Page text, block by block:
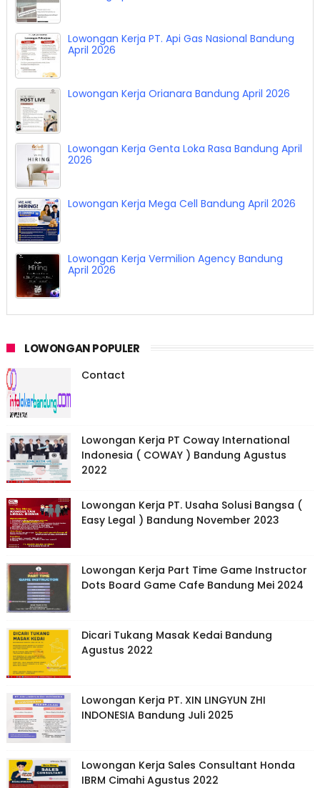
Lowongan Kerja Sudut Pandang Lembang
Bandung April 2026
Lowongan Kerja PT. Api Gas Nasional Bandung
Lowongan Kerja Orianara Bandung April 2026
Lowongan Kerja Genta Loka Rasa Bandung April
Lowongan Kerja Mega Cell Bandung April 2026
LOWONGAN POPULER
Contact
Lowongan Kerja PT Coway International
Indonesia ( COWAY ) Bandung Agustus
2022
Lowongan Kerja PT. Usaha Solusi Bangsa (
Easy Legal ) Bandung November 2023
Lowongan Kerja Part Time Game Instructor
Dots Board Game Cafe Bandung Mei 2024
Dicari Tukang Masak Kedai Bandung
Agustus 2022
Lowongan Kerja PT. XIN LINGYUN ZHI
INDONESIA Bandung Juli 2025
Lowongan Kerja Sales Consultant Honda
IBRM Cimahi Agustus 2022